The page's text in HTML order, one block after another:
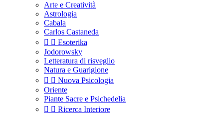
Arte e Creatività
Astrologia
Cabala
Carlos Castaneda
  Esoterika
Jodorowsky
Letteratura di risveglio
Natura e Guarigione
  Nuova Psicologia
Oriente
Piante Sacre e Psichedelia
  Ricerca Interiore